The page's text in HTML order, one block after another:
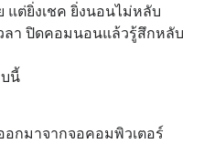
ต่ยิ่งเชค ยิ่งนอนไม่หลับ
า ปิดคอมนอนแล้วรู้สึกหลับ
นี้
กมาจากจอคอมพิวเตอร์